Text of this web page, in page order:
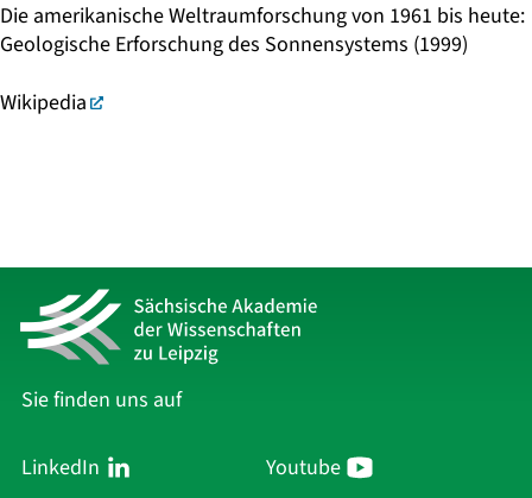
Die amerikanische Weltraumforschung von 1961 bis heute:
Geologische Erforschung des Sonnensystems (1999)
Wikipedia
Sie finden uns auf
LinkedIn
Youtube